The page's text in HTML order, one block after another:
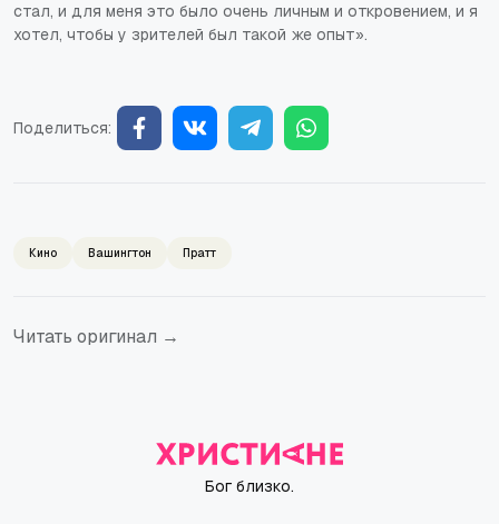
стал, и для меня это было очень личным и откровением, и я
хотел, чтобы у зрителей был такой же опыт».
Поделиться:
Кино Вашингтон Пратт
Читать оригинал →
Бог близко.